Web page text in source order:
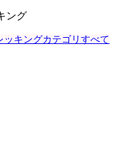
ング
ッキングカテゴリすべて